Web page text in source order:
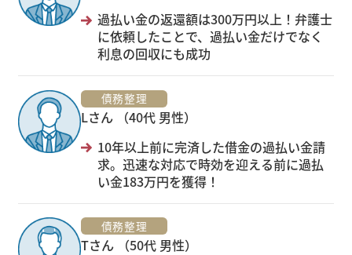
過払い金の返還額は300万円以上！弁護士
に依頼したことで、過払い金だけでなく
利息の回収にも成功
債務整理
Lさん （40代 男性）
10年以上前に完済した借金の過払い金請
求。迅速な対応で時効を迎える前に過払
い金183万円を獲得！
債務整理
Tさん （50代 男性）